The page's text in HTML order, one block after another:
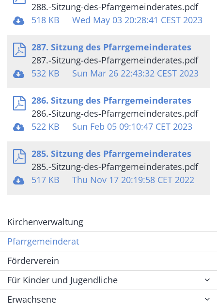
288.-Sitzung-des-Pfarrgemeinderates.pdf
518 KB
Wed May 03 20:28:41 CEST 2023
287. Sitzung des Pfarrgemeinderates
287.-Sitzung-des-Pfarrgemeinderates.pdf
532 KB
Sun Mar 26 22:43:32 CEST 2023
286. Sitzung des Pfarrgemeinderates
286.-Sitzung-des-Pfarrgemeinderates.pdf
522 KB
Sun Feb 05 09:10:47 CET 2023
285. Sitzung des Pfarrgemeinderates
285.-Sitzung-des-Pfarrgemeinderates.pdf
517 KB
Thu Nov 17 20:19:58 CET 2022
Kirchenverwaltung
Pfarrgemeinderat
Förderverein
Für Kinder und Jugendliche
Erwachsene